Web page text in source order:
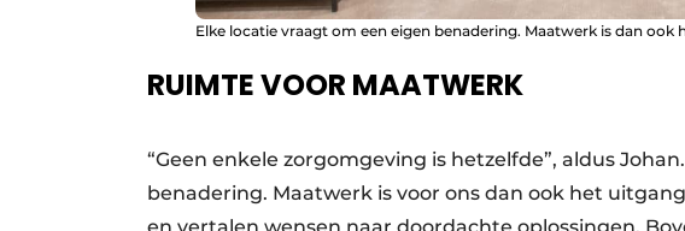
Elke locatie vraagt om een eigen benadering. Maatwerk is dan ook
RUIMTE VOOR MAATWERK
“Geen enkele zorgomgeving is hetzelfde”, aldus
benadering. Maatwerk is voor ons dan ook het
en vertalen wensen naar doordachte oplossingen.